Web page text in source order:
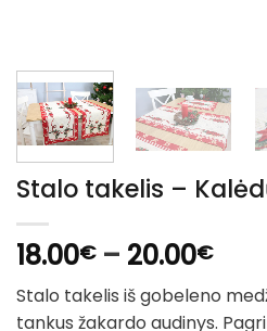
Stalo takelis –
18.00€ – 20.00€Price
Stalo takelis iš gobeleno
tankus žakardo audinys.